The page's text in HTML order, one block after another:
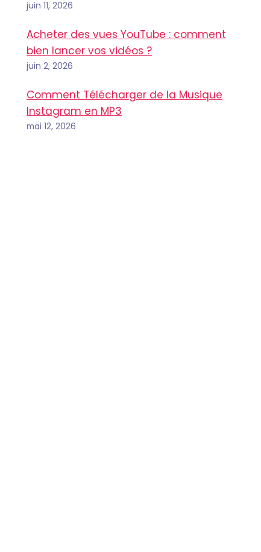
juin 11, 2026
Acheter des vues YouTube : comment
bien lancer vos vidéos ?
juin 2, 2026
Comment Télécharger de la Musique
Instagram en MP3
mai 12, 2026